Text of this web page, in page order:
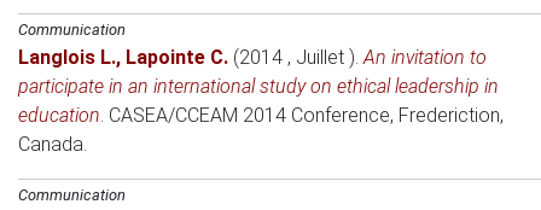
Communication
Langlois L., Lapointe C. (2014 , Juillet ).An invitation to
participate in an international study on ethical leadership in
education. CASEA/CCEAM 2014 Conference, Frederiction,
Canada.
Communication